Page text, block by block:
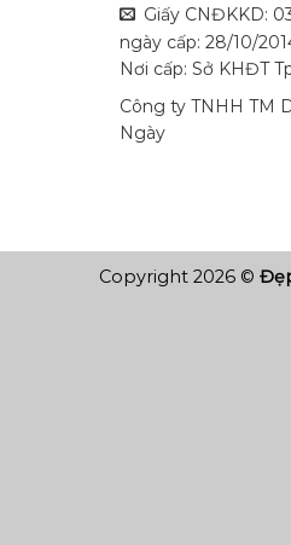
Giấy CNĐKKD:
ngày cấp: 28/10/
Nơi cấp: Sở KHĐT
Công ty TNHH TM
Ngày
Copyright 2026 ©